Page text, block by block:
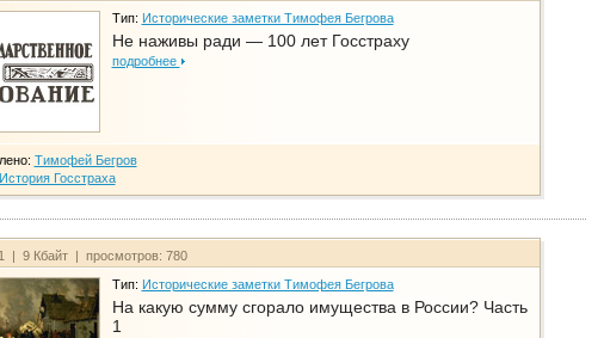
Тип: Исторические заметки Тимофея Бегрова
Не наживы ради — 100 лет Госстраху
подробнее
Тимофей Бегров
История Госстраха
| 9 Кбайт | просмотров: 780
Тип: Исторические заметки Тимофея Бегрова
На какую сумму сгорало имущества в России? Часть
1